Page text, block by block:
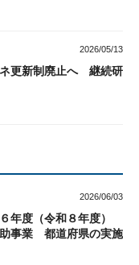
2026/05/13
更新制廃止へ 継続研
2026/06/03
６年度（令和８年度）
事業 都道府県の実施